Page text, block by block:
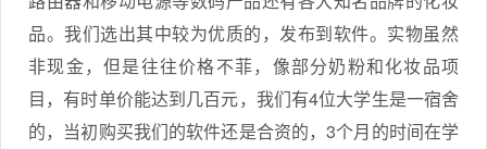
品。我们选出其中较为优质的，发布到软件。实物虽然
非现金，但是往往价格不菲，像部分奶粉和化妆品项
目，有时单价能达到几百元，我们有4位大学生是一宿舍
的，当初购买我们的软件还是合资的，3个月的时间在学